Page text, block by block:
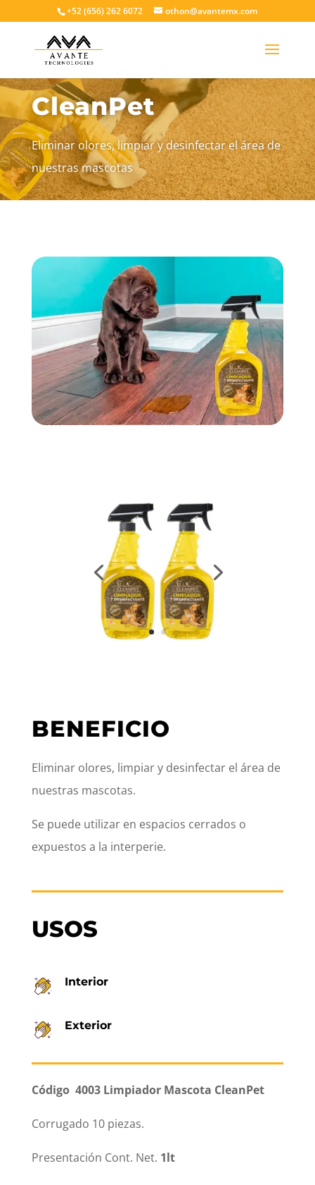
+52 (656) 262 6072 othon@avantemx.com
CleanPet
Eliminar olores, limpiar y desinfectar el área de
nuestras mascotas
BENEFICIO
Eliminar olores, limpiar y desinfectar el área de
nuestras mascotas.
Se puede utilizar en espacios cerrados o
expuestos a la interperie.
USOS
Interior
Exterior
Código 4003 Limpiador Mascota CleanPet
Corrugado 10 piezas.
Presentación Cont. Net. 1lt